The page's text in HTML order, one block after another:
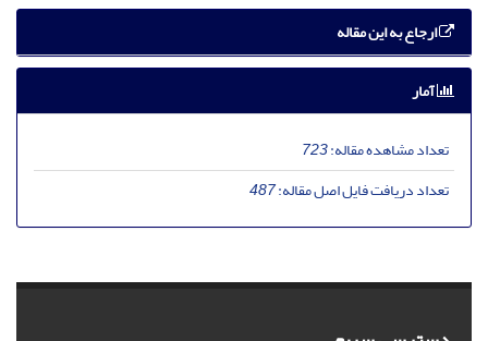
ارجاع به این مقاله
آمار
تعداد مشاهده مقاله:723
تعداد دریافت فایل اصل مقاله:487